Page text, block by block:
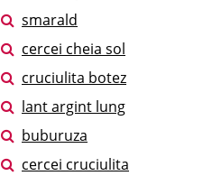
smarald
cercei cheia sol
cruciulita botez
lant argint lung
buburuza
cercei cruciulita